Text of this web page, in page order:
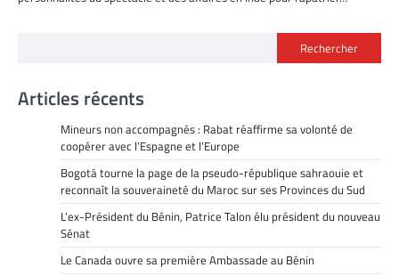
Rechercher
Articles récents
Mineurs non accompagnés : Rabat réaffirme sa volonté de
coopérer avec l’Espagne et l’Europe
Bogotá tourne la page de la pseudo-république sahraouie et
reconnaît la souveraineté du Maroc sur ses Provinces du Sud
L’ex-Président du Bénin, Patrice Talon élu président du nouveau
Sénat
Le Canada ouvre sa première Ambassade au Bénin